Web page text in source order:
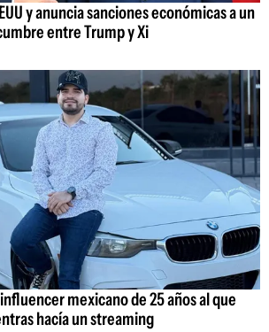
y anuncia sanciones económicas a un
entre Trump y Xi
mexicano de 25 años al que
hacía un streaming